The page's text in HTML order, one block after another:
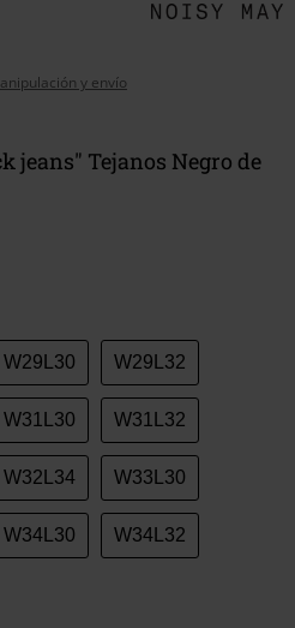
y envío
jeans" Tejanos Negro de
W29L30 W29L32
W31L30 W31L32
W32L34 W33L30
W34L30 W34L32